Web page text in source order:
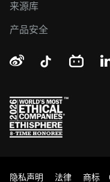
来源库
产品安全
隐私声明 法律 商标